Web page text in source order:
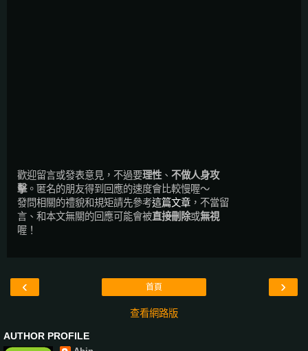
歡迎留言或發表意見，不過要理性 、 不做人身攻
擊。匿名的朋友得到回應的速度會比較慢喔～
發問相關的禮貌和規矩請先參考這篇文章 ，不當留
言、和本文無關的回應可能會被直接刪除或無視
喔！
‹ ›
首頁
查看網路版
AUTHOR PROFILE